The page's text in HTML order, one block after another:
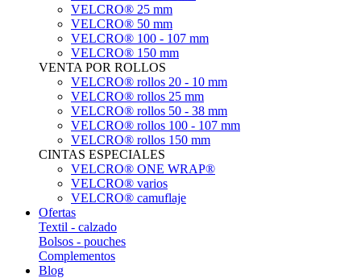
VELCRO® 25 mm
VELCRO® 50 mm
VELCRO® 100 - 107 mm
VELCRO® 150 mm
VENTA POR ROLLOS
VELCRO® rollos 20 - 10 mm
VELCRO® rollos 25 mm
VELCRO® rollos 50 - 38 mm
VELCRO® rollos 100 - 107 mm
VELCRO® rollos 150 mm
CINTAS ESPECIALES
VELCRO® ONE WRAP®
VELCRO® varios
VELCRO® camuflaje
Ofertas
Textil - calzado
Bolsos - pouches
Complementos
Blog